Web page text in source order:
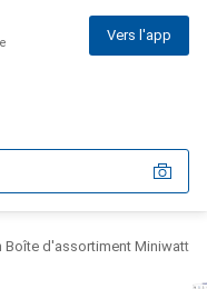
Vers l'app
Boîte d'assortiment Miniwatt